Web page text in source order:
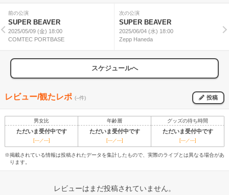
前の公演
SUPER BEAVER
2025/05/09 (金) 18:00
COMTEC PORTBASE
次の公演
SUPER BEAVER
2025/06/04 (水) 18:00
Zepp Haneda
スケジュールへ
レビュー/観たレポ (--件) 投稿
男女比 年齢層 グッズの待ち時間
ただいま受付中です ただいま受付中です ただいま受付中です
[---／---] [---／---] [---／---]
※掲載されている情報は投稿されたデータを集計したもので、実際のライブとは異なる場合があ
ります。
レビューはまだ投稿されていません。